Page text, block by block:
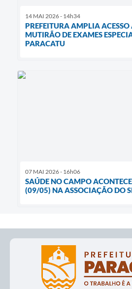
14 MAI 2026 - 14h34
PREFEITURA AMPLIA
MUTIRÃO DE EXAMES
PARACATU
07 MAI 2026 - 16h06
SAÚDE NO CAMPO
(09/05) NA ASSOCIAÇÃO DO